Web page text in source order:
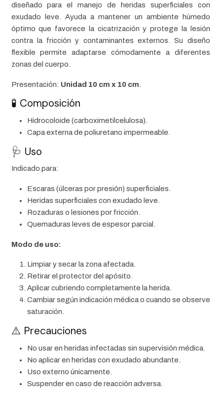
diseñado para el manejo de heridas superficiales con
exudado leve. Ayuda a mantener un ambiente húmedo
óptimo que favorece la cicatrización y protege la lesión
contra la fricción y contaminantes externos. Su diseño
flexible permite adaptarse cómodamente a diferentes
zonas del cuerpo.
Presentación: Unidad 10 cm x 10 cm
🧪 Composición
Hidrocoloide (carboximetilcelulosa).
Capa externa de poliuretano impermeable.
🩺 Uso
Indicado para:
Escaras (úlceras por presión) superficiales.
Heridas superficiales con exudado leve.
Rozaduras o lesiones por fricción.
Quemaduras leves de espesor parcial.
Modo de uso:
Limpiar y secar la zona afectada.
Retirar el protector del apósito.
Aplicar cubriendo completamente la herida.
Cambiar según indicación médica o cuando se observe
saturación.
⚠️ Precauciones
No usar en heridas infectadas sin supervisión médica.
No aplicar en heridas con exudado abundante.
Uso externo únicamente.
Suspender en caso de reacción adversa.